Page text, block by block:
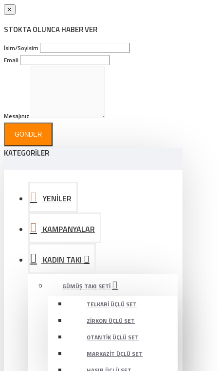
×
STOKTA OLUNCA HABER VER
İsim/Soyisim
Email
Mesajınız
GÖNDER
KATEGORİLER
YENİLER
KAMPANYALAR
KADIN TAKI
GÜMÜŞ TAKI SETI
TELKARI ÜÇLÜ SET
ZIRKON ÜÇLÜ SET
OTANTIK ÜÇLÜ SET
MARKAZIT ÜÇLÜ SET